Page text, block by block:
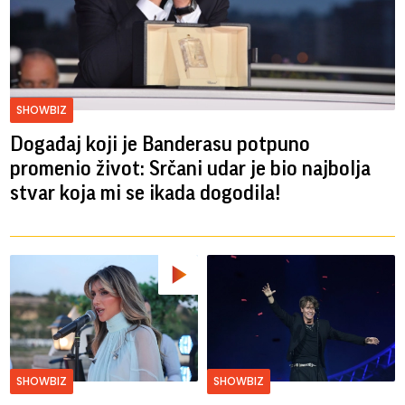
SHOWBIZ
Događaj koji je Banderasu potpuno
promenio život: Srčani udar je bio najbolja
stvar koja mi se ikada dogodila!
SHOWBIZ SHOWBIZ